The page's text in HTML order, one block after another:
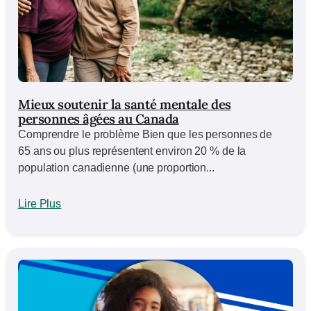
Mieux soutenir la santé mentale des
personnes âgées au Canada
Comprendre le problème Bien que les personnes de
65 ans ou plus représentent environ 20 % de la
population canadienne (une proportion...
Lire Plus